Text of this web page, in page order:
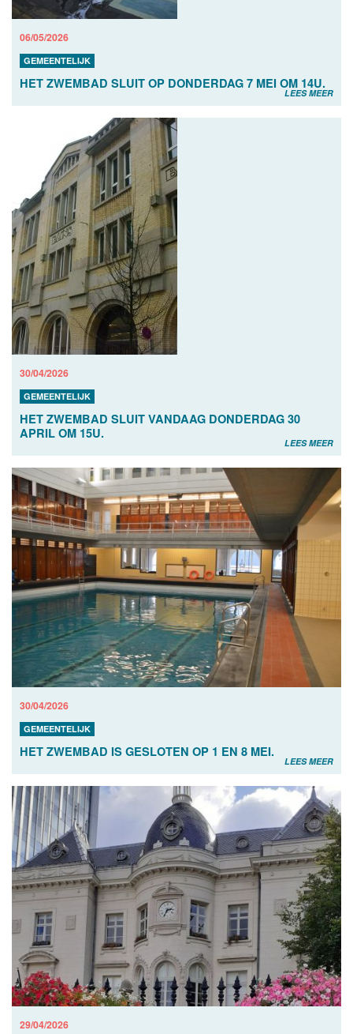
06/05/2026
GEMEENTELIJK
HET ZWEMBAD SLUIT OP DONDERDAG 7 MEI OM 14U.
LEES MEER
30/04/2026
GEMEENTELIJK
HET ZWEMBAD SLUIT VANDAAG DONDERDAG 30
APRIL OM 15U.
LEES MEER
30/04/2026
GEMEENTELIJK
HET ZWEMBAD IS GESLOTEN OP 1 EN 8 MEI.
LEES MEER
29/04/2026